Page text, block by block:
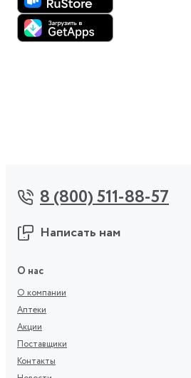
8 (800) 511-88-57
Написать нам
О нас
О компании
Аптеки
Акции
Поставщики
Контакты